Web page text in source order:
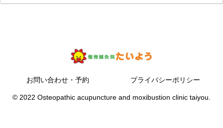
お問い合わせ・予約 プライバシーポリシー
© 2022 Osteopathic acupuncture and moxibustion clinic taiyou.